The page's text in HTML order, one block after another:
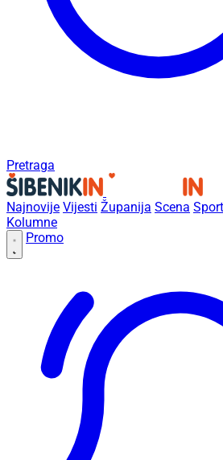
Pretraga
Najnovije Vijesti Županija Scena Sport
Kolumne
Promo